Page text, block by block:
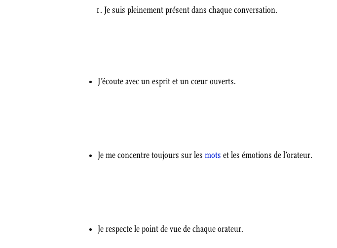
Je suis pleinement présent dans chaque conversation.
J’écoute avec un esprit et un cœur ouverts.
Je me concentre toujours sur lesmots et les émotions de l’orateur.
Je respecte le point de vue de chaque orateur.